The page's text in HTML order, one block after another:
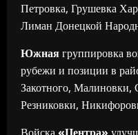
Петровка, Грушевка
Лиман Донецкой
Южнаягруппировка
рубежи и позиции в
Закотного, Малиновки,
Резниковки,